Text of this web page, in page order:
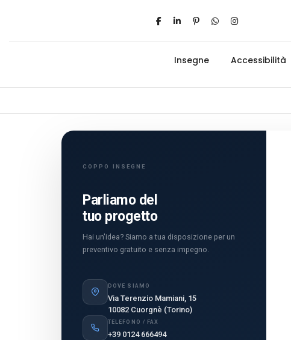
Insegne Accessibilità
COPPO INSEGNE
Parliamo del
tuo progetto
Hai un'idea? Siamo a tua disposizione per un
preventivo gratuito e senza impegno.
DOVE SIAMO
Via Terenzio Mamiani, 15
10082 Cuorgnè (Torino)
TELEFONO / FAX
+39 0124 666494